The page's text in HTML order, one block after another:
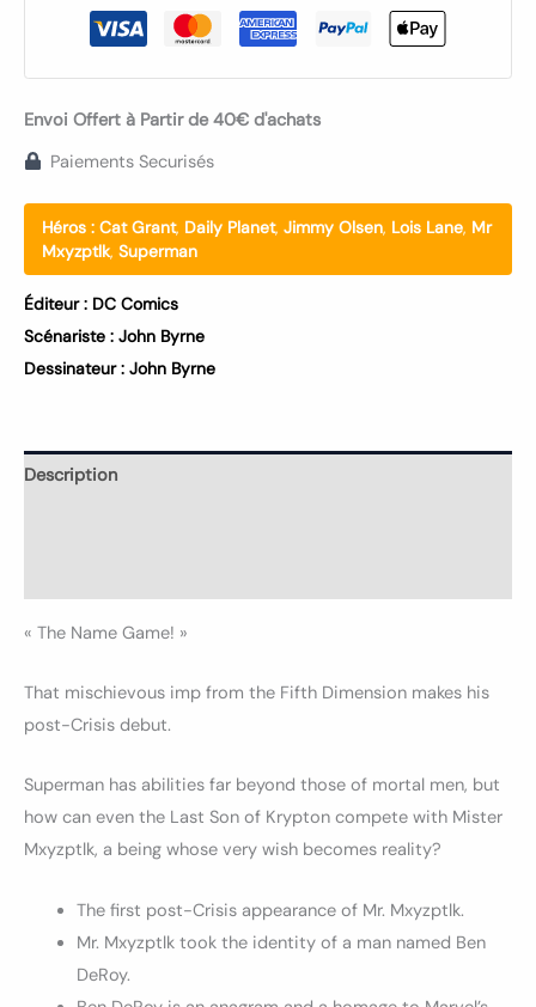
Envoi Offert à Partir de 40€ d'achats
Paiements Securisés
Héros : Cat Grant, Daily Planet, Jimmy Olsen, Lois Lane, Mr
Mxyzptlk, Superman
Éditeur : DC Comics
Scénariste : John Byrne
Dessinateur : John Byrne
Description
« The Name Game! »
That mischievous imp from the Fifth Dimension makes his
post-Crisis debut.
Superman has abilities far beyond those of mortal men, but
how can even the Last Son of Krypton compete with Mister
Mxyzptlk, a being whose very wish becomes reality?
The first post-Crisis appearance of Mr. Mxyzptlk.
Mr. Mxyzptlk took the identity of a man named Ben
DeRoy.